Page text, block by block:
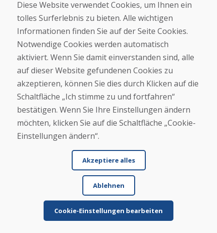
Jana Kováčová, 04.02.2026
★★ ★★★
Große Auswahl, gute Preise, schnelle Lieferung (2
Tage). Ich habe für meinen Sohn ein Snowboard
und ...
Mehr lesen ...
SK Oker, 08.01.2026
★ ★
Ware wurde gut verpackt und kam zeitnah, der
Zustand war wie beschrieben
Diese Website verwendet Cookies, um Ihnen ein
tolles Surferlebnis zu bieten. Alle wichtigen
Informationen finden Sie auf der Seite Cookies.
Notwendige Cookies werden automatisch
aktiviert. Wenn Sie damit einverstanden sind, alle
auf dieser Website gefundenen Cookies zu
akzeptieren, können Sie dies durch Klicken auf die
Schaltfläche „Ich stimme zu und fortfahren“
bestätigen. Wenn Sie Ihre Einstellungen ändern
möchten, klicken Sie auf die Schaltfläche „Cookie-
Einstellungen ändern“.
Akzeptiere alles
Ablehnen
Cookie-Einstellungen bearbeiten